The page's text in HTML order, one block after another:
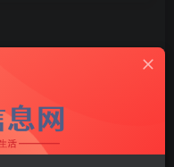
智能客服